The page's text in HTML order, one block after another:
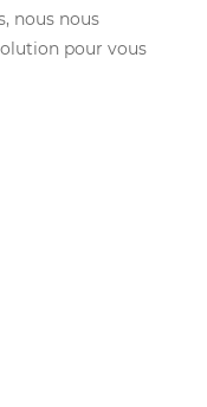
nous nous
pour vous